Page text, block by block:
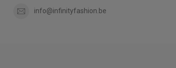
info@infinityfashion.be